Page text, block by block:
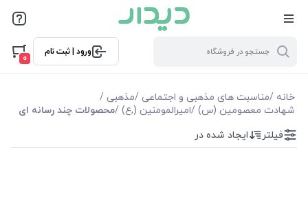
ورود | ثبت نام
0
خانه /مناسبت های مذهبی و اجتماعی /مذهبی /
شهادت معصومین (س) /امیرالمومنین (,ع) /محصولات چند رسانه ای
فیلترها
موجودی
فیلتر ایجاد شده در